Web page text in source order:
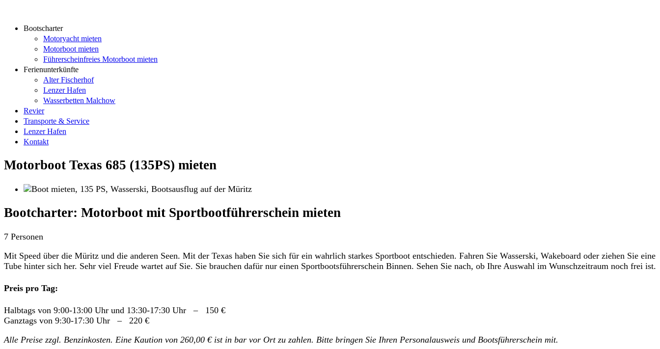
Bootscharter
Motoryacht mieten
Motorboot mieten
Führerscheinfreies Motorboot mieten
Ferienunterkünfte
Alter Fischerhof
Lenzer Hafen
Wasserbetten Malchow
Revier
Transporte & Service
Lenzer Hafen
Kontakt
Motorboot Texas 685 (135PS) mieten
Bootcharter: Motorboot mit Sportbootführerschein mieten
7 Personen
Mit Speed über die Müritz und die anderen Seen. Mit der Texas haben Sie sich für ein wahrlich starkes Sportboot entschieden. Fahren Sie Wasserski, Wakeboard oder ziehen Sie eine
Tube hinter sich her. Sehr viel Freude wartet auf Sie. Sie brauchen dafür nur einen Sportbootsführerschein Binnen. Sehen Sie nach, ob Ihre Auswahl im Wunschzeitraum noch frei ist.
Preis pro Tag:
Halbtags von 9:00-13:00 Uhr und 13:30-17:30 Uhr – 150 €
Ganztags von 9:30-17:30 Uhr – 220 €
Alle Preise zzgl. Benzinkosten. Eine Kaution von 260,00 € ist in bar vor Ort zu zahlen. Bitte bringen Sie Ihren Personalausweis und Bootsführerschein mit.